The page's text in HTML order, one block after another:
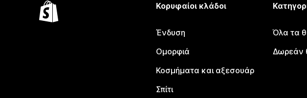
Κορυφαίοι κλάδοι
Ένδυση
Ομορφιά
Κοσμήματα και αξεσουάρ
Σπίτι
Όλα τα
Δωρεάν